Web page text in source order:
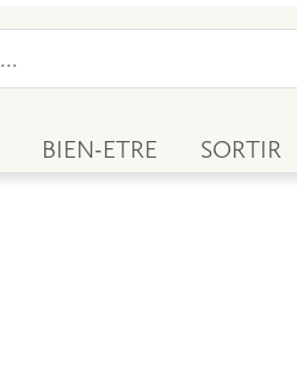
BIEN-ETRE SORTIR